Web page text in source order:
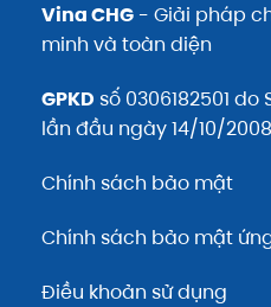
Vina CHG - Giải pháp
minh và toàn diện
GPKD số 0306182501 do
lần đầu ngày 14/10/
Chính sách bảo mật
Chính sách bảo mật
Điều khoản sử dụng